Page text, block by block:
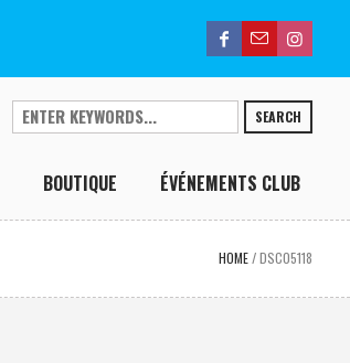
SEARCH
BOUTIQUE ÉVÉNEMENTS CLUB
HOME /DSC05118